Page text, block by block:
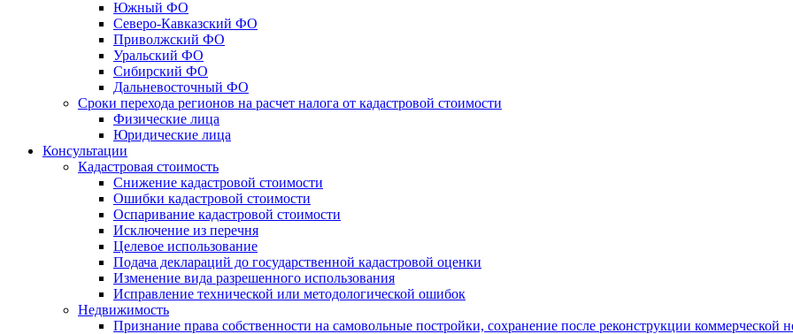
Южный ФО
Северо-Кавказский ФО
Приволжский ФО
Уральский ФО
Сибирский ФО
Дальневосточный ФО
Сроки перехода регионов на расчет налога от кадастровой стоимости
Физические лица
Юридические лица
Консультации
Кадастровая стоимость
Снижение кадастровой стоимости
Ошибки кадастровой стоимости
Оспаривание кадастровой стоимости
Исключение из перечня
Целевое использование
Подача деклараций до государственной кадастровой оценки
Изменение вида разрешенного использования
Исправление технической или методологической ошибок
Недвижимость
Признание права собственности на самовольные постройки, сохранение после реконструкции коммерческой